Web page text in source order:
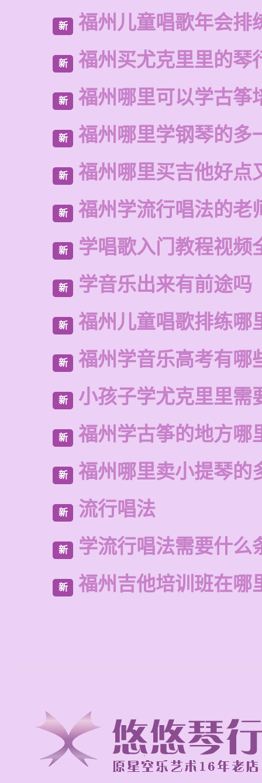
新 福州儿童唱歌年会排
新 福州买尤克里里的琴
新 福州哪里可以学古筝
新 福州哪里学钢琴的多
新 福州哪里买吉他好点
新 福州学流行唱法的老
新 学唱歌入门教程视频
新 学音乐出来有前途吗
新 福州儿童唱歌排练哪
新 福州学音乐高考有哪
新 小孩子学尤克里里需
新 福州学古筝的地方哪
新 福州哪里卖小提琴的
新 流行唱法
新 学流行唱法需要什么
新 福州吉他培训班在哪